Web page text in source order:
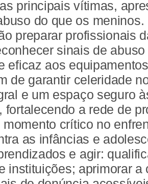
principais vítimas,
do que os meninos.
preparar profissionais
sinais de
eficaz aos
de garantir celeridade
e um espaço seguro
fortalecendo a rede de
crítico no
as infâncias e
e agir:
instituições; aprimorar a